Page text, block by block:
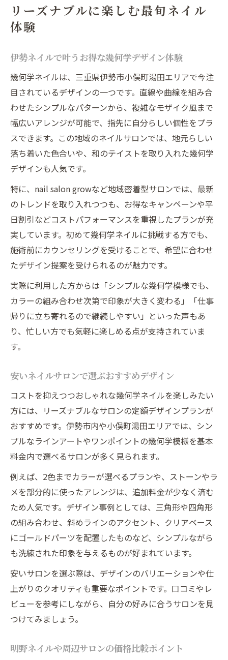
リーズナブルに楽しむ最旬ネイル
体験
伊勢ネイルで叶うお得な幾何学デザイン体験
幾何学ネイルは、三重県伊勢市小俣町湯田エリアで今注
目されているデザインの一つです。直線や曲線を組み合
わせたシンプルなパターンから、複雑なモザイク風まで
幅広いアレンジが可能で、指先に自分らしい個性をプラ
スできます。この地域のネイルサロンでは、地元らしい
落ち着いた色合いや、和のテイストを取り入れた幾何学
デザインも人気です。
特に、nail salon growなど地域密着型サロンでは、最新
のトレンドを取り入れつつも、お得なキャンペーンや平
日割引などコストパフォーマンスを重視したプランが充
実しています。初めて幾何学ネイルに挑戦する方でも、
施術前にカウンセリングを受けることで、希望に合わせ
たデザイン提案を受けられるのが魅力です。
実際に利用した方からは「シンプルな幾何学模様でも、
カラーの組み合わせ次第で印象が大きく変わる」「仕事
帰りに立ち寄れるので継続しやすい」といった声もあ
り、忙しい方でも気軽に楽しめる点が支持されていま
す。
安いネイルサロンで選ぶおすすめデザイン
コストを抑えつつおしゃれな幾何学ネイルを楽しみたい
方には、リーズナブルなサロンの定額デザインプランが
おすすめです。伊勢市内や小俣町湯田エリアでは、シン
プルなラインアートやワンポイントの幾何学模様を基本
料金内で選べるサロンが多く見られます。
例えば、2色までカラーが選べるプランや、ストーンやラ
メを部分的に使ったアレンジは、追加料金が少なく済む
ため人気です。デザイン事例としては、三角形や四角形
の組み合わせ、斜めラインのアクセント、クリアベース
にゴールドパーツを配置したものなど、シンプルながら
も洗練された印象を与えるものが好まれています。
安いサロンを選ぶ際は、デザインのバリエーションや仕
上がりのクオリティも重要なポイントです。口コミやレ
ビューを参考にしながら、自分の好みに合うサロンを見
つけてみましょう。
明野ネイルや周辺サロンの価格比較ポイント